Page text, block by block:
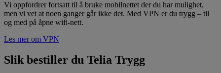
Vi oppfordrer fortsatt til å bruke mobilnettet der du har mulighet,
men vi vet at noen ganger går ikke det. Med VPN er du trygg – til
og med på åpne wifi-nett.
Les mer om VPN
Slik bestiller du Telia Trygg